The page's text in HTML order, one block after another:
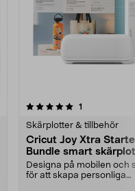
1
Skärplotter & tillbehör
Cricut Joy Xtra
Bundle smart
Designa på mobilen och
för att skapa personliga